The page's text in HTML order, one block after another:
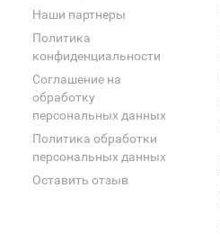
Наши партнеры
Политика
конфиденциальности
Соглашение на
обработку
персональных данных
Политика обработки
персональных данных
Оставить отзыв